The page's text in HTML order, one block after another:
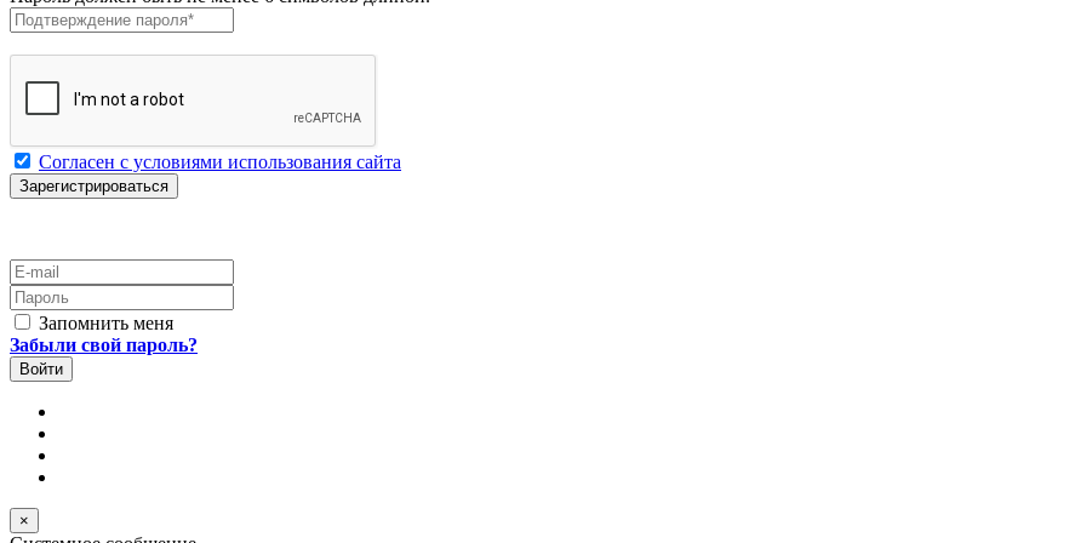
Подтверждение пароля
Согласен с условиями использования сайта
E-mail
Пароль
Запомнить меня
Забыли свой пароль?
×